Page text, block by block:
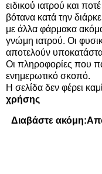
ειδικού ιατρού και
βότανα κατά την
με άλλα φάρμακα
γνώμη ιατρού. Οι
αποτελούν
Οι πληροφορίες που
ενημερωτικό σκοπό.
Η σελίδα δεν φέρει
χρήσης
Διαβάστε ακόμη: